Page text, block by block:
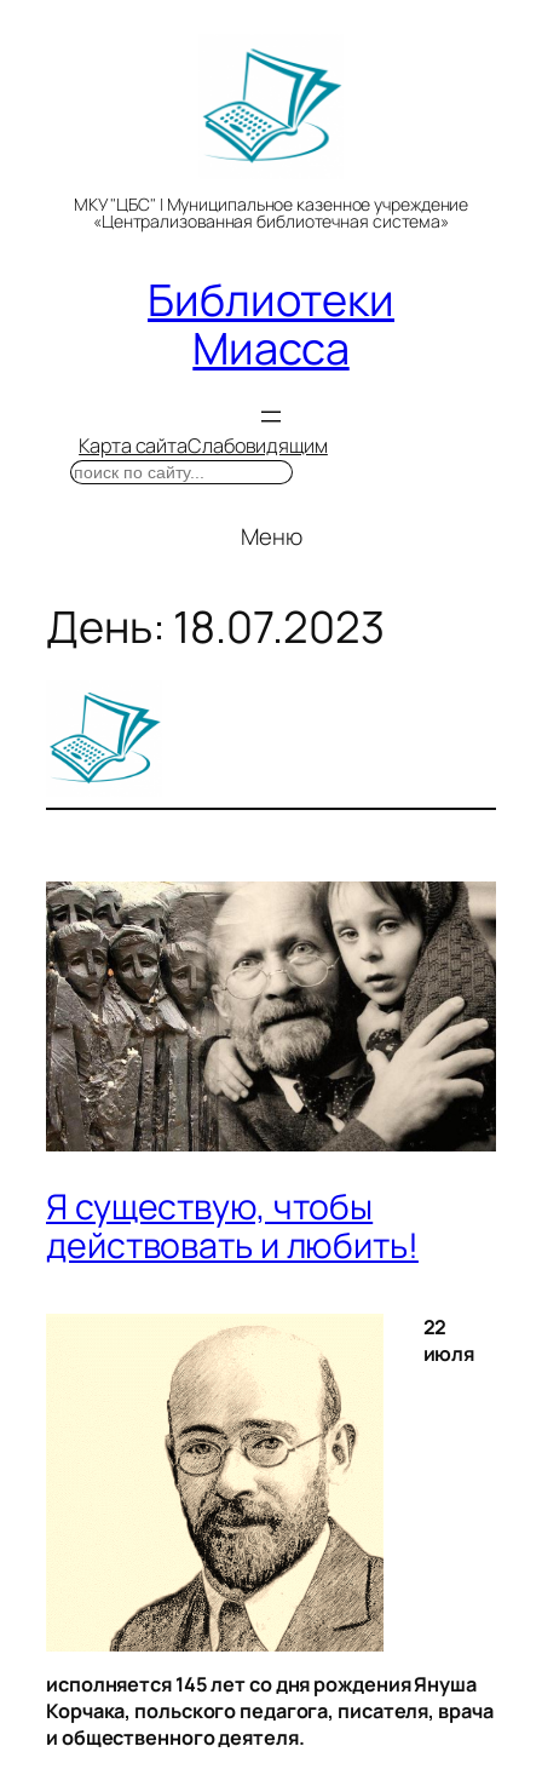
МКУ "ЦБС" | Муниципальное казенное учреждение
«Централизованная библиотечная система»
Библиотеки
Миасса
Карта сайтаСлабовидящим
Поиск
Меню
День: 18.07.2023
Я существую, чтобы
действовать и любить!
22
июля
исполняется 145 лет со дня рождения Януша
Корчака, польского педагога, писателя, врача
и общественного деятеля.